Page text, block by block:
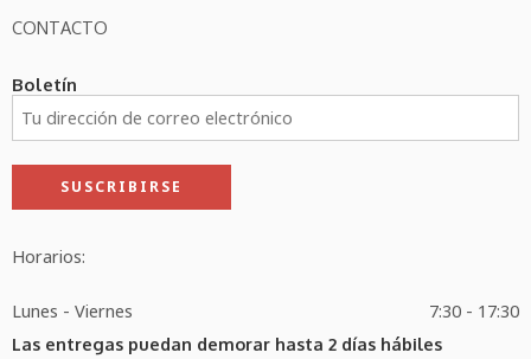
CONTACTO
Boletín
Horarios:
Lunes - Viernes 7:30 - 17:30
Las entregas puedan demorar hasta 2 días hábiles